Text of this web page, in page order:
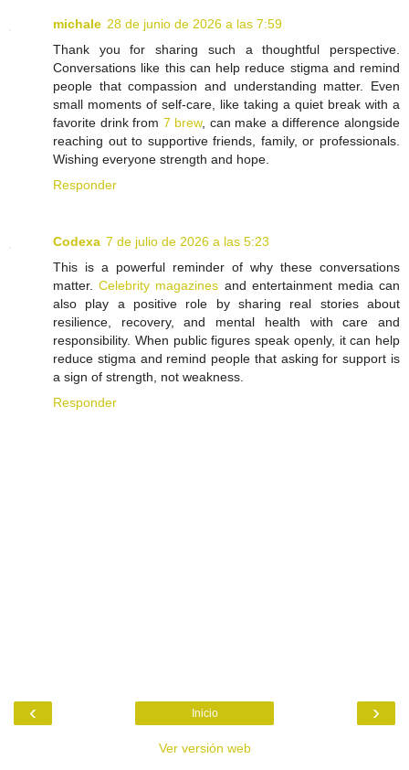
michale 28 de junio de 2026 a las 7:59
Thank you for sharing such a thoughtful perspective.
Conversations like this can help reduce stigma and remind
people that compassion and understanding matter. Even
small moments of self-care, like taking a quiet break with a
favorite drink from 7 brew, can make a difference alongside
reaching out to supportive friends, family, or professionals.
Wishing everyone strength and hope.
Responder
Codexa 7 de julio de 2026 a las 5:23
This is a powerful reminder of why these conversations
matter.Celebrity magazines and entertainment media can
also play a positive role by sharing real stories about
resilience, recovery, and mental health with care and
responsibility. When public figures speak openly, it can help
reduce stigma and remind people that asking for support is
a sign of strength, not weakness.
Responder
‹ ›
Inicio
Ver versión web